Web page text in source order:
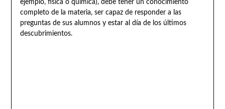
ejemplo, física o química), debe tener un conocimiento
completo de la materia, ser capaz de responder a las
preguntas de sus alumnos y estar al día de los últimos
descubrimientos.